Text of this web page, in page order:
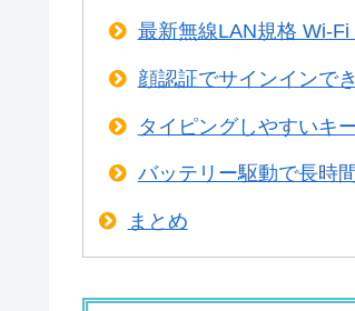
最新無線LAN規格 Wi-
顔認証でサインインで
タイピングしやすいキ
バッテリー駆動で長時
まとめ